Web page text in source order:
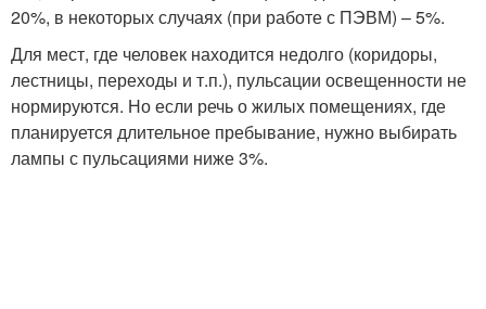
20%, в некоторых случаях (при работе с ПЭВМ) – 5%.
Для мест, где человек находится недолго (коридоры,
лестницы, переходы и т.п.), пульсации освещенности не
нормируются. Но если речь о жилых помещениях, где
планируется длительное пребывание, нужно выбирать
лампы с пульсациями ниже 3%.